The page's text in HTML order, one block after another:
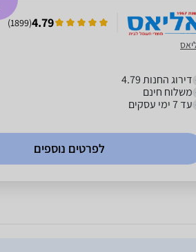
4.79
(
1899
)
דירוג החנות 4.79
משלוח חינם
עד 7 ימי עסקים
לפרטים נוספים